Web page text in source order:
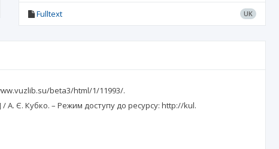
Fulltext UK
beta3/html/1/11993/.
/ А. Є. Кубко. – Режим доступу до ресурсу: http://kul.